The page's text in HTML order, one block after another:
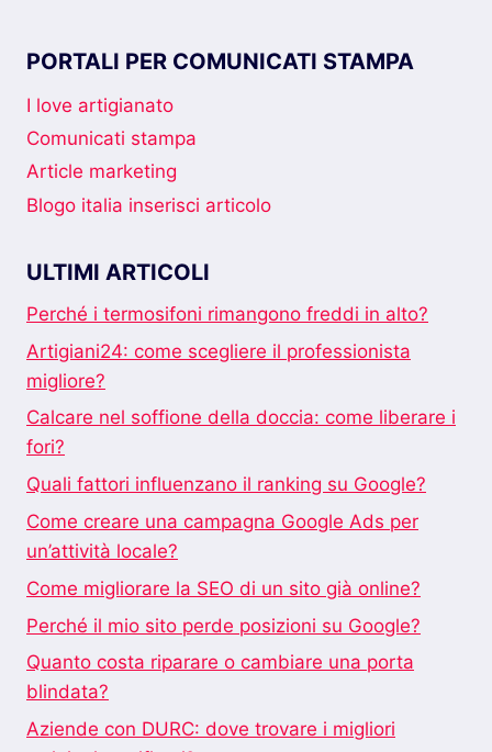
5
PER
LA
PREPARAZIONE
PORTALI PER COMUNICATI STAMPA
I love artigianato
Comunicati stampa
Article marketing
Blogo italia inserisci articolo
ULTIMI ARTICOLI
Perché i termosifoni rimangono freddi in alto?
Artigiani24: come scegliere il professionista
migliore?
Calcare nel soffione della doccia: come liberare i
fori?
Quali fattori influenzano il ranking su Google?
Come creare una campagna Google Ads per
un’attività locale?
Come migliorare la SEO di un sito già online?
Perché il mio sito perde posizioni su Google?
Quanto costa riparare o cambiare una porta
blindata?
Aziende con DURC: dove trovare i migliori